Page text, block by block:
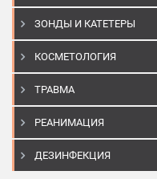
ЗОНДЫ И КАТЕТЕРЫ
КОСМЕТОЛОГИЯ
ТРАВМА
РЕАНИМАЦИЯ
ДЕЗИНФЕКЦИЯ